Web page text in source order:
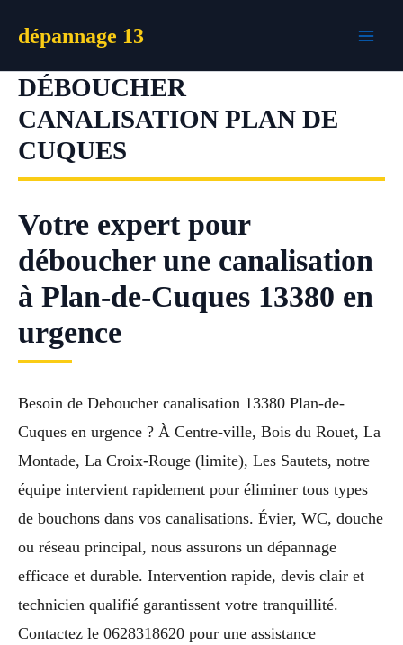
dépannage 13
DÉBOUCHER
CANALISATION PLAN DE
CUQUES
Votre expert pour
déboucher une canalisation
à Plan-de-Cuques 13380 en
urgence
Besoin de Deboucher canalisation 13380 Plan-de-
Cuques en urgence ? À Centre-ville, Bois du Rouet, La
Montade, La Croix-Rouge (limite), Les Sautets, notre
équipe intervient rapidement pour éliminer tous types
de bouchons dans vos canalisations. Évier, WC, douche
ou réseau principal, nous assurons un dépannage
efficace et durable. Intervention rapide, devis clair et
technicien qualifié garantissent votre tranquillité.
Contactez le 0628318620 pour une assistance